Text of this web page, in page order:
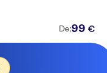
De:99 €